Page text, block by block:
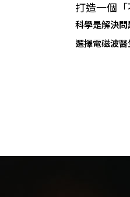
打造一個
科學是解決
選擇電磁波